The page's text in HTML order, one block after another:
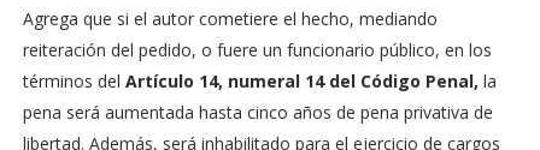
Agrega que si el autor cometiere el hecho, mediando
reiteración del pedido, o fuere un funcionario público, en los
términos del Artículo 14, numeral 14 del Código Penal, la
pena será aumentada hasta cinco años de pena privativa de
libertad. Además, será inhabilitado para el ejercicio de cargos